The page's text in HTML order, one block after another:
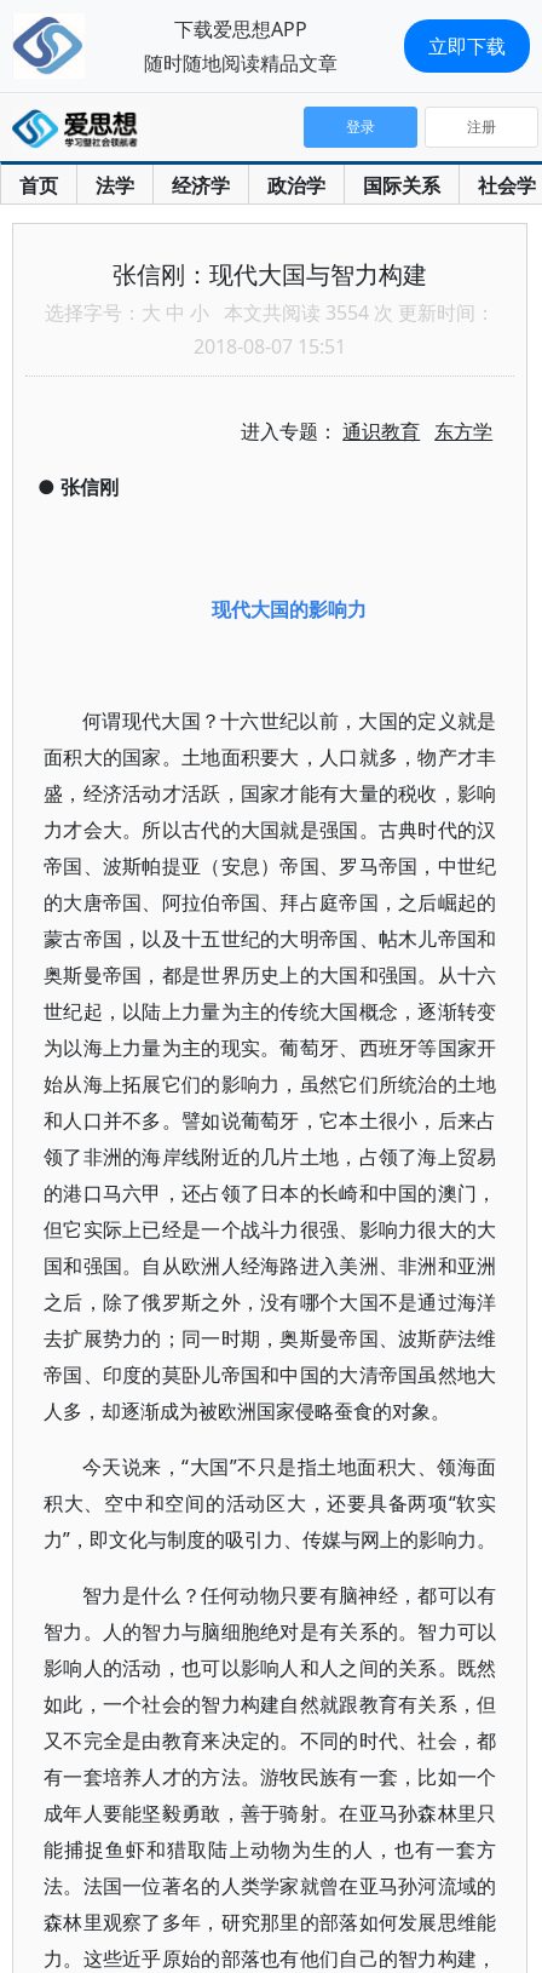
首页 法学 经济学 政治学 国际关系 社会学
登录 注册
张信刚：现代大国与智力构建
选择字号： 大 中 小 本文共阅读 3554 次 更新时间：
2018-08-07 15:51
进入专题：通识教育 东方学
● 张信刚
现代大国的影响力
何谓现代大国？十六世纪以前，大国的定义就是
面积大的国家。土地面积要大，人口就多，物产才丰
盛，经济活动才活跃，国家才能有大量的税收，影响
力才会大。所以古代的大国就是强国。古典时代的汉
帝国、波斯帕提亚（安息）帝国、罗马帝国，中世纪
的大唐帝国、阿拉伯帝国、拜占庭帝国，之后崛起的
蒙古帝国，以及十五世纪的大明帝国、帖木儿帝国和
奥斯曼帝国，都是世界历史上的大国和强国。从十六
世纪起，以陆上力量为主的传统大国概念，逐渐转变
为以海上力量为主的现实。葡萄牙、西班牙等国家开
始从海上拓展它们的影响力，虽然它们所统治的土地
和人口并不多。譬如说葡萄牙，它本土很小，后来占
领了非洲的海岸线附近的几片土地，占领了海上贸易
的港口马六甲，还占领了日本的长崎和中国的澳门，
但它实际上已经是一个战斗力很强、影响力很大的大
国和强国。自从欧洲人经海路进入美洲、非洲和亚洲
之后，除了俄罗斯之外，没有哪个大国不是通过海洋
去扩展势力的；同一时期，奥斯曼帝国、波斯萨法维
帝国、印度的莫卧儿帝国和中国的大清帝国虽然地大
人多，却逐渐成为被欧洲国家侵略蚕食的对象。
今天说来，“大国”不只是指土地面积大、领海面
积大、空中和空间的活动区大，还要具备两项“软实
力”，即文化与制度的吸引力、传媒与网上的影响力。
智力是什么？任何动物只要有脑神经，都可以有
智力。人的智力与脑细胞绝对是有关系的。智力可以
影响人的活动，也可以影响人和人之间的关系。既然
如此，一个社会的智力构建自然就跟教育有关系，但
又不完全是由教育来决定的。不同的时代、社会，都
有一套培养人才的方法。游牧民族有一套，比如一个
成年人要能坚毅勇敢，善于骑射。在亚马孙森林里只
能捕捉鱼虾和猎取陆上动物为生的人，也有一套方
法。法国一位著名的人类学家就曾在亚马孙河流域的
森林里观察了多年，研究那里的部落如何发展思维能
力。这些近乎原始的部落也有他们自己的智力构建，
下载爱思想APP
随时随地阅读精品文章
立即下载